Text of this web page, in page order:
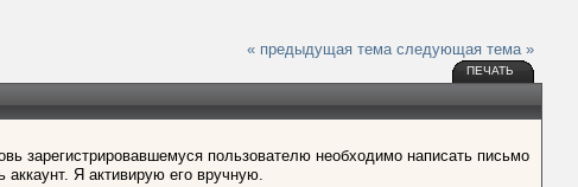
« предыдущая тема следующая тема »
ПЕЧАТЬ
зарегистрировавшемуся пользователю необходимо написать письмо
аккаунт. Я активирую его вручную.